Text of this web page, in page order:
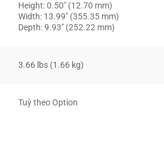
Height: 0.50″ (12.70 mm)
Width: 13.99″ (355.35 mm)
Depth: 9.93″ (252.22 mm)
3.66 lbs (1.66 kg)
Tuỳ theo Option